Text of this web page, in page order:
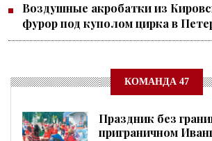
Воздушные акробатки из
фурор под куполом цирка в
КОМАНДА 47
Праздник без
приграничном